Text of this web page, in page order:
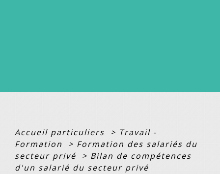
Accueil particuliers > Travail -
Formation
> Formation des salariés du
secteur privé
> Bilan de compétences
d'un salarié du secteur privé